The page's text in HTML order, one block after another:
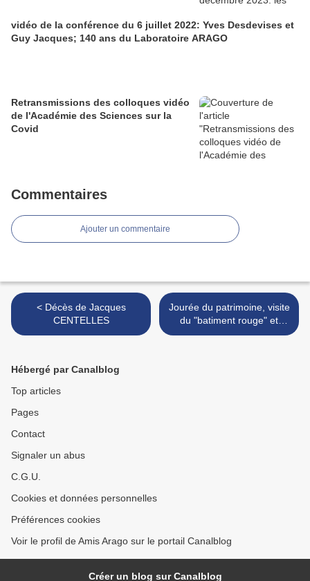
vidéo de la conférence du 6 juillet 2022: Yves Desdevises et
Guy Jacques; 140 ans du Laboratoire ARAGO
Retransmissions des colloques vidéo
de l'Académie des Sciences sur la
Covid
Commentaires
Ajouter un commentaire
< Décès de Jacques
CENTELLES
Jourée du patrimoine, visite
du "batiment rouge" et
conférence de l'architecte.
Hébergé par Canalblog
Top articles
Pages
Contact
Signaler un abus
C.G.U.
Cookies et données personnelles
Préférences cookies
Voir le profil de Amis Arago sur le portail Canalblog
Créer un blog sur Canalblog